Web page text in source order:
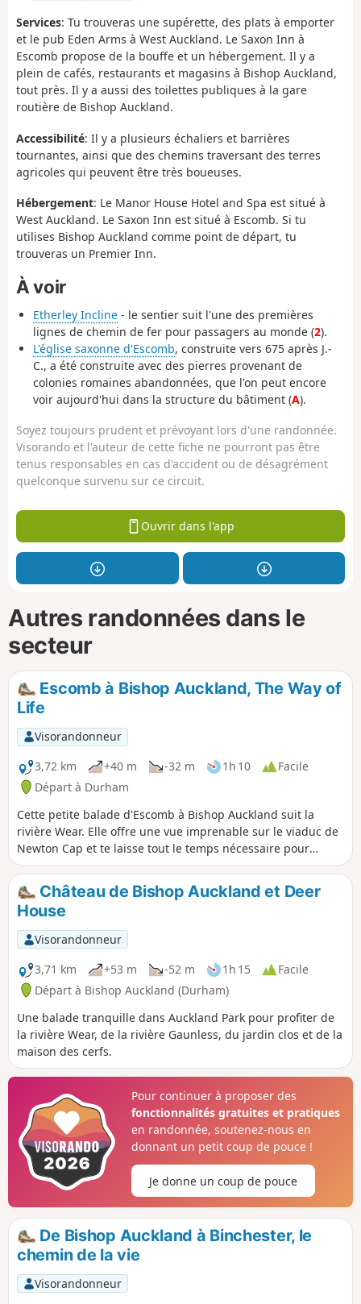
Services: Tu trouveras une supérette, des plats à emporter
et le pub Eden Arms à West Auckland. Le Saxon Inn à
Escomb propose de la bouffe et un hébergement. Il y a
plein de cafés, restaurants et magasins à Bishop Auckland,
tout près. Il y a aussi des toilettes publiques à la gare
routière de Bishop Auckland.
Accessibilité: Il y a plusieurs échaliers et barrières
tournantes, ainsi que des chemins traversant des terres
agricoles qui peuvent être très boueuses.
Hébergement: Le Manor House Hotel and Spa est situé à
West Auckland. Le Saxon Inn est situé à Escomb. Si tu
utilises Bishop Auckland comme point de départ, tu
trouveras un Premier Inn.
À voir
Etherley Incline - le sentier suit l'une des premières
lignes de chemin de fer pour passagers au monde (2).
L'église saxonne d'Escomb, construite vers 675 après J.-
C., a été construite avec des pierres provenant de
colonies romaines abandonnées, que l'on peut encore
voir aujourd'hui dans la structure du bâtiment (A).
Soyez toujours prudent et prévoyant lors d'une randonnée.
Visorando et l'auteur de cette fiche ne pourront pas être
tenus responsables en cas d'accident ou de désagrément
quelconque survenu sur ce circuit.
Ouvrir dans l'app
Autres randonnées dans le
secteur
Escomb à Bishop Auckland, The Way of
Life
Visorandonneur
3,72 km
+40 m -32 m 1h 10
Facile
Départ à Durham
Cette petite balade d'Escomb à Bishop Auckland suit la
rivière Wear. Elle offre une vue imprenable sur le viaduc de
Newton Cap et te laisse tout le temps nécessaire pour
explorer Bishop Auckland.
Château de Bishop Auckland et Deer
House
Visorandonneur
3,71 km
+53 m -52 m 1h 15
Facile
Départ à Bishop Auckland (Durham)
Une balade tranquille dans Auckland Park pour profiter de
la rivière Wear, de la rivière Gaunless, du jardin clos et de la
maison des cerfs.
Pour continuer à proposer des
fonctionnalités gratuites et pratiques
en randonnée, soutenez-nous en
donnant un petit coup de pouce !
Je donne un coup de pouce
De Bishop Auckland à Binchester, le
chemin de la vie
Visorandonneur